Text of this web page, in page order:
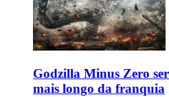
Godzilla Minus Zero
mais longo da franquia